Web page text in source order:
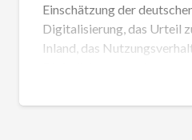
Eine PDF-Version der
BereichPublikationen
Einschätzung der
Digitalisierung, das Urteil
Inland, das
Befürchtungen. Die
einem Sample von 877